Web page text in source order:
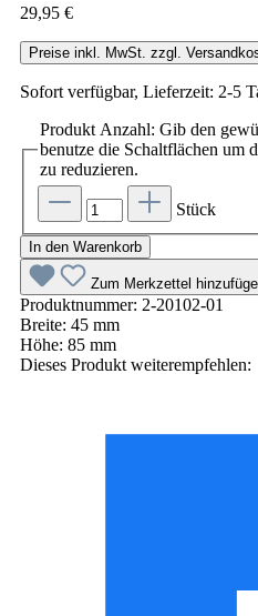
29,95 €
Preise inkl. MwSt. zzgl.
Sofort verfügbar, Lieferzeit: 2-5
Produkt Anzahl: Gib den
benutze die Schaltflächen um
zu reduzieren.
Stück
In den Warenkorb
Zum Merkzettel
Produktnummer: 2-20102-01
Breite: 45 mm
Höhe: 85 mm
Dieses Produkt weiterempfehlen: